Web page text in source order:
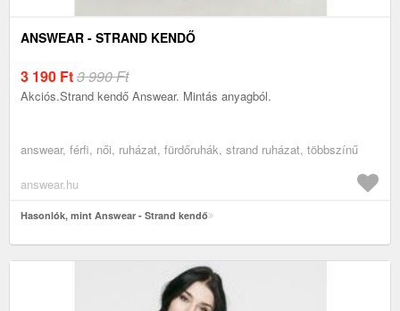
ANSWEAR - STRAND KENDŐ
3 190 Ft3 990 Ft
Akciós.Strand kendő Answear. Mintás anyagból.
answear, férfi, női, ruházat, fürdőruhák, strand ruházat, többszínű
answear.hu
Hasonlók, mint Answear - Strand kendő